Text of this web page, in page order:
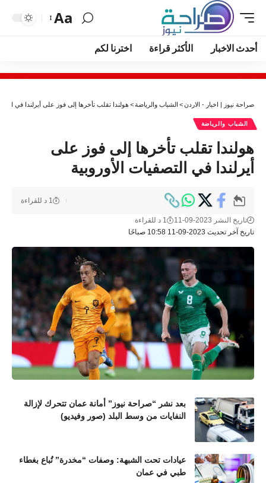
Aa
أحدث الاخبار الأكثر قراءة اخترنا لكم
صراحة نيوز | اخبار - الاردن> الشباب والرياضة> هولندا تقلب تأخرها إلى فوز على أيرلندا في
الشباب والرياضة
هولندا تقلب تأخرها إلى فوز على
أيرلندا في التصفيات الأوروبية
تاريخ آخر تحديث 2023-09-11 10:58 صباحًا
تاريخ النشر 2023-09-11 1 د للقراءة
1 د للقراءة
بعد نشر “صراحة نيوز” أمانة عمان تتحرك لإزالة
النفايات من وسط البلد (صور وفيديو)
عيادات تحت الشبهة: وصفات “مخدرة” تُباع بغطاء
طبي في عمان